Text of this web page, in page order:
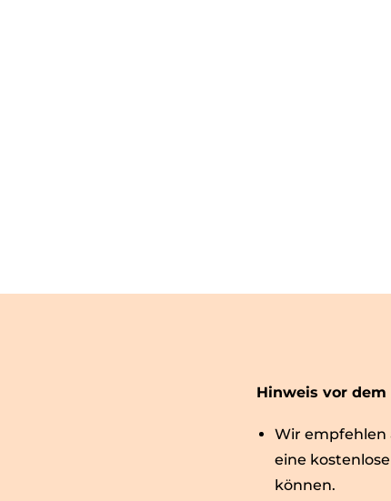
Hinweis vor
Wir empfehlen
eine
können.